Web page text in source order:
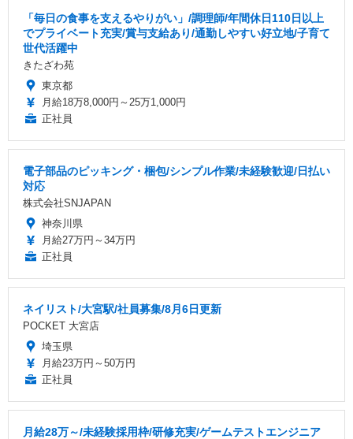
「毎日の食事を支えるやりがい」/調理師/年間休日110日以上
でプライベート充実/賞与支給あり/通勤しやすい好立地/子育て
世代活躍中
きたざわ苑
東京都
月給18万8,000円～25万1,000円
正社員
電子部品のピッキング・梱包/シンプル作業/未経験歓迎/日払い
対応
株式会社SNJAPAN
神奈川県
月給27万円～34万円
正社員
ネイリスト/大宮駅/社員募集/8月6日更新
POCKET 大宮店
埼玉県
月給23万円～50万円
正社員
月給28万～/未経験採用枠/研修充実/ゲームテストエンジニア